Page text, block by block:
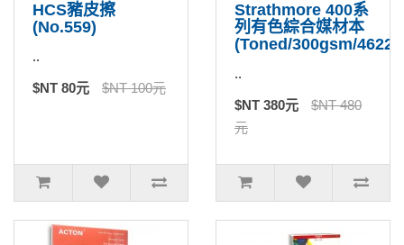
HCS豬皮擦
(No.559)
..
$NT 80元 $NT 100元
Strathmore 400系
列有色綜合媒材本
(Toned/300gsm/
..
$NT 380元
$NT 480
元